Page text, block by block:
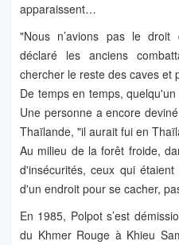
apparaissent…
"Nous n’avions pas le
déclaré les anciens
chercher le reste des caves et
De temps en temps,
Une personne a encore
Thaïlande, "il aurait fui en
Au milieu de la forêt froide,
d'insécurités, ceux qui
d'un endroit pour se cacher,
En 1985, Polpot s’est
du Khmer Rouge à Khieu